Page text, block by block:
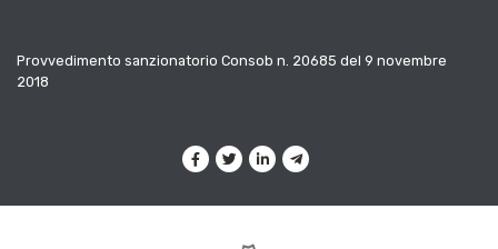
Provvedimento sanzionatorio Consob n. 20685 del 9 novembre
2018